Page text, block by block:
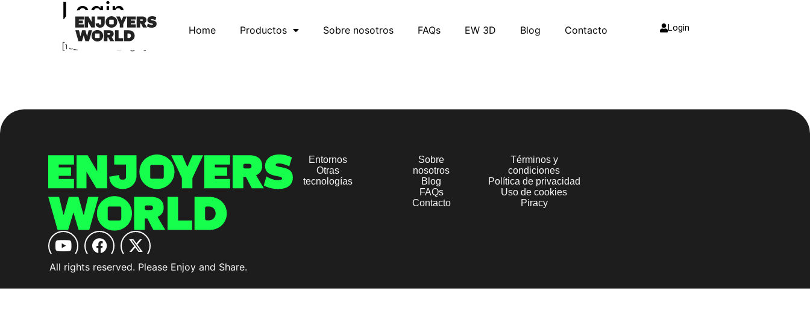
Home Productos Sobre nosotros FAQs EW 3D Blog Contacto Login
Login
[fs_affiliates_login]
Entornos
Otras
tecnologías
Sobre
nosotros
Blog
FAQs
Contacto
Términos y
condiciones
Política de privacidad
Uso de cookies
Piracy
All rights reserved. Please Enjoy and Share.